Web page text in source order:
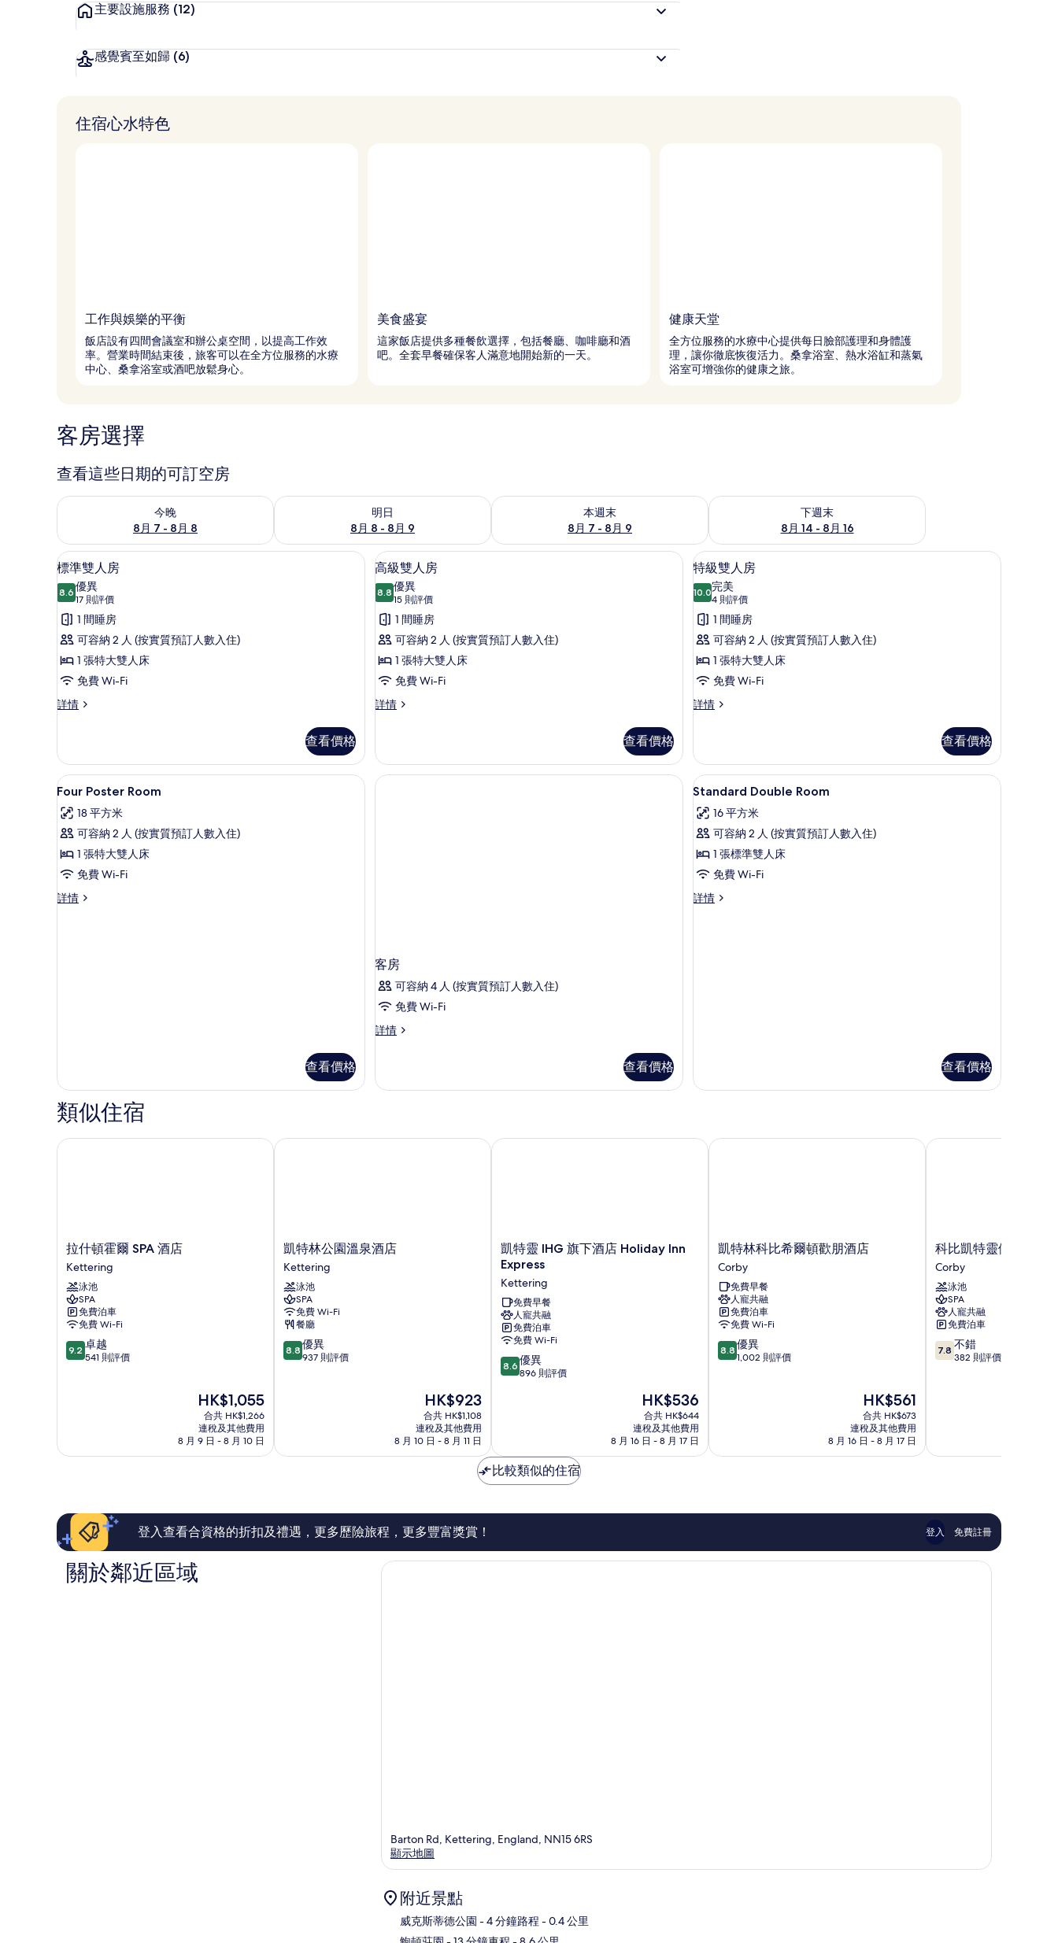
主要設施服務 (12)
感覺賓至如歸 (6)
住宿心水特色
工作與娛樂的平衡
飯店設有四間會議室和辦公桌空間，以提高工作效
率。營業時間結束後，旅客可以在全方位服務的水療
中心、桑拿浴室或酒吧放鬆身心。
美食盛宴
這家飯店提供多種餐飲選擇，包括餐廳、咖啡廳和酒
吧。全套早餐確保客人滿意地開始新的一天。
健康天堂
全方位服務的水療中心提供每日臉部護理和身體護
理，讓你徹底恢復活力。桑拿浴室、熱水浴缸和蒸氣
浴室可增強你的健康之旅。
客房選擇
查看這些日期的可訂空房
今晚
8月 7 - 8月 8
查看今晚 8月 7 - 8月 8的可訂空房
明日
8月 8 - 8月 9
查看明日 8月 8 - 8月 9的可訂空房
本週末
8月 7 - 8月 9
查看本週末 8月 7 - 8月 9的可訂空房
下週末
8月 14 - 8月 16
查看下週末 8月 14 - 8月 16的可訂空房
載
入
所
有
標
準
雙
人
相
片
標準雙人房 | 高級寢具、書桌、遮光窗簾/窗簾、熨斗/熨衫板
7
標準雙人房
8.68.6 分，滿分 10 分
優異
17 則評價
(17
則
評
價)
1 間睡房
可容納 2 人 (按實質預訂人數入住)
1 張特大雙人床
免費 Wi-Fi
詳情
標
房
詳
情
查看價格
載
入
所
有
高
級
雙
人
相
片
高級雙人房 | 高級寢具、書桌、遮光窗簾/窗簾、熨斗/熨衫板
7
高級雙人房
8.88.8 分，滿分 10 分
優異
15 則評價
(15
則
評
價)
1 間睡房
可容納 2 人 (按實質預訂人數入住)
1 張特大雙人床
免費 Wi-Fi
詳情
高
房
詳
情
查看價格
載
入
所
有
特
級
雙
人
相
片
特級雙人房 | 高級寢具、書桌、遮光窗簾/窗
6
特級雙人房
10.010.0 分，滿分 10 分
完美
4 則評價
(4
則
評
價)
1 間睡房
可容納 2 人 (按實質預訂人數入住)
1 張特大雙人床
免費 Wi-Fi
詳情
特
房
詳
情
查看價格
載
入
所
有
Four
Poster
Room
高級寢具、書桌、遮光窗簾/窗簾、熨斗/熨衫板
4
Four Poster Room
18 平方米
可容納 2 人 (按實質預訂人數入住)
1 張特大雙人床
免費 Wi-Fi
詳情
Four
查看價格
客房
可容納 4 人 (按實質預訂人數入住)
免費 Wi-Fi
詳情
客
查看價格
載
入
所
有
Standard
Double
Room
高級寢具、書桌、遮光窗簾/窗簾、熨斗/熨衫
6
Standard Double Room
16 平方米
可容納 2 人 (按實質預訂人數入住)
1 張標準雙人床
免費 Wi-Fi
詳情
Standard
查看價格
類似住宿
拉
什
頓
霍
爾
SPA
酒
店
Kettering
拉什頓霍爾 SPA 酒店
Kettering
泳池
SPA
免費泊車
免費 Wi-Fi
9.2
分
越，
價
評
9.2 卓越
541 則評價
現
售
HK$1,055
HK$1,055
合共 HK$1,266
連稅及其他費用
8 月 9 日 - 8 月 10 日
拉什頓霍爾 SPA 酒店
凱
特
林
公
園
溫
泉
酒
店
凱特林公園溫泉酒店
Kettering
泳池
SPA
免費 Wi-Fi
餐廳
8.8
分
異，
價
篇
評
8.8 優異
937 則評價
現
售
HK$923
HK$923
合共 HK$1,108
連稅及其他費用
8 月 10 日 - 8 月 11 日
凱特林公園溫泉酒店
凱
特
IHG
旗
下
酒
店
Holiday
Inn
凱特靈 IHG 旗下酒店 Holiday Inn
Express
Kettering
免費早餐
人寵共融
免費泊車
免費 Wi-Fi
8.6
分
優
異，
896
評
評
8.6 優異
896 則評價
現
售
HK$536
HK$536
合共 HK$644
連稅及其他費用
8 月 16 日 - 8 月 17 日
凱特靈 IHG 旗下酒店 Holiday Inn Express
凱
特
林
科
比
希
爾
頓
歡
凱特林科比希爾頓歡朋酒店
Corby
免費早餐
人寵共融
免費泊車
免費 Wi-Fi
8.8
分
異，
價
8.8 優異
1,002 則評價
現
售
HK$561
HK$561
合共 HK$673
連稅及其他費用
8 月 16 日 - 8 月 17 日
凱特林科比希爾頓歡朋酒店
科
比
凱
特
靈
假
日
酒
店
科比凱特靈假日酒店
Corby
泳池
SPA
人寵共融
免費泊車
7.8
分
錯，
價
篇
7.8 不錯
382 則評價
科比凱特靈假日酒店及
比較類似的住宿
登入查看合資格的折扣及禮遇，更多歷險旅程，更多豐富獎賞！ 登入 免費註冊
關於鄰近區域
Barton Rd, Kettering, England, NN15 6RS
顯示地圖
附近景點
威克斯蒂德公園 - 4 分鐘路程 - 0.4 公里